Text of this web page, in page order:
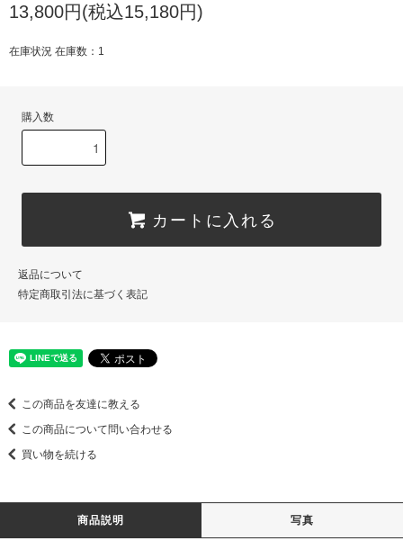
13,800円(税込15,180円)
在庫状況 在庫数：1
購入数
カートに入れる
返品について
特定商取引法に基づく表記
この商品を友達に教える
この商品について問い合わせる
買い物を続ける
商品説明 写真